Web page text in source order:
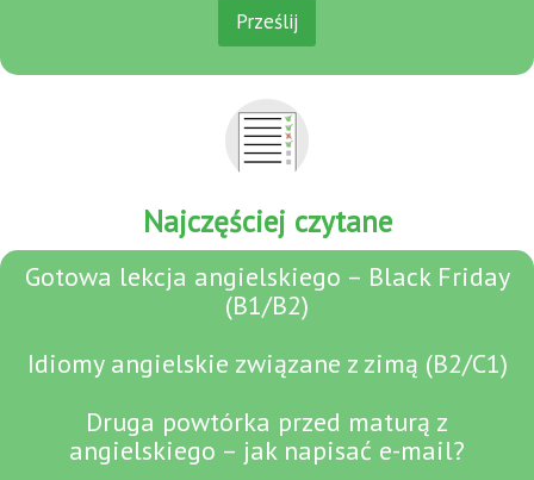
i
l
m
ę
Prześlij
Najczęściej czytane
Gotowa lekcja angielskiego – Black Friday
(B1/B2)
Idiomy angielskie związane z zimą (B2/C1)
Druga powtórka przed maturą z
angielskiego – jak napisać e-mail?